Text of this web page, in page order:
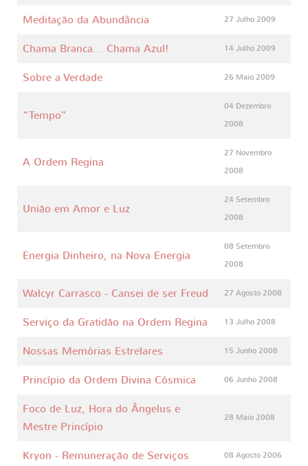
Meditação da Abundância 27 Julho 2009
Chama Branca... Chama Azul! 14 Julho 2009
Sobre a Verdade 26 Maio 2009
“Tempo”
04 Dezembro
2008
A Ordem Regina
27 Novembro
2008
União em Amor e Luz
24 Setembro
2008
Energia Dinheiro, na Nova Energia
08 Setembro
2008
Walcyr Carrasco - Cansei de ser Freud 27 Agosto 2008
Serviço da Gratidão na Ordem Regina 13 Julho 2008
Nossas Memórias Estrelares 15 Junho 2008
Princípio da Ordem Divina Cósmica 06 Junho 2008
Foco de Luz, Hora do Ângelus e
Mestre Princípio
28 Maio 2008
Kryon - Remuneração de Serviços 08 Agosto 2006